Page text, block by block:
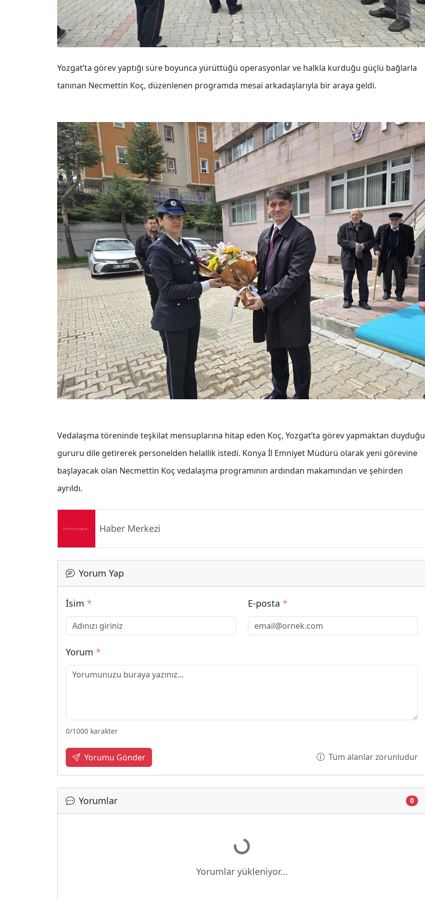
Yozgat’ta görev yaptığı süre boyunca yürüttüğü operasyonlar ve halkla kurduğu güçlü bağlarla
tanınan Necmettin Koç, düzenlenen programda mesai arkadaşlarıyla bir araya geldi.
Vedalaşma töreninde teşkilat mensuplarına hitap eden Koç, Yozgat’ta görev yapmaktan duyduğu
gururu dile getirerek personelden helallik istedi. Konya İl Emniyet Müdürü olarak yeni görevine
başlayacak olan Necmettin Koç vedalaşma programının ardından makamından ve şehirden
ayrıldı.
Haber Merkezi
Yorum Yap
İsim * E-posta *
Yorum *
0/1000 karakter
Yorumu Gönder Tüm alanlar zorunludur
Yorumlar 0
Yükleniyor...
Yorumlar yükleniyor...